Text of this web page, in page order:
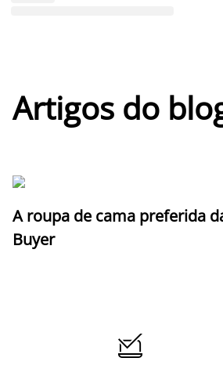
Artigos do
A roupa de cama preferida
Buyer
